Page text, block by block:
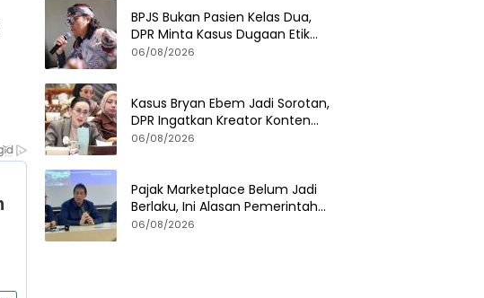
BPJS Bukan Pasien Kelas Dua,
DPR Minta Kasus Dugaan Etik
Tenaga Kesehatan Diusut
06/08/2026
Kasus Bryan Ebem Jadi Sorotan,
DPR Ingatkan Kreator Konten
Soal Privasi dan UU PDP
06/08/2026
Pajak Marketplace Belum Jadi
Berlaku, Ini Alasan Pemerintah
Menundanya
06/08/2026